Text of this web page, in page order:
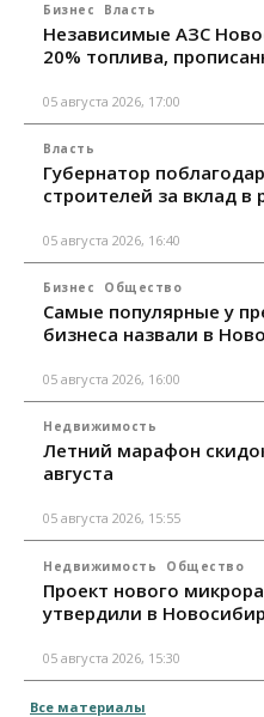
Бизнес Власть
Независимые АЗС
20% топлива,
05 августа 2026, 17:00
Власть
Губернатор
строителей за вклад в
05 августа 2026, 16:40
Бизнес Общество
Самые популярные у
бизнеса назвали в
05 августа 2026, 16:00
Недвижимость
Летний марафон
августа
05 августа 2026, 15:55
Недвижимость Общество
Проект нового
утвердили в
05 августа 2026, 15:30
Все материалы